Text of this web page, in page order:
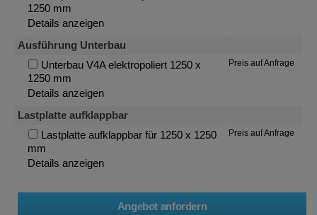
1250 mm
Details anzeigen
Ausführung Unterbau
Unterbau V4A elektropoliert 1250 x
1250 mm
Details anzeigen
Preis auf Anfrage
Lastplatte aufklappbar
Lastplatte aufklappbar für 1250 x 1250
mm
Details anzeigen
Preis auf Anfrage